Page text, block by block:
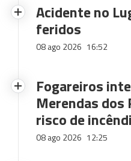
Acidente no
feridos
08 ago 2026 16:52
Fogareiros
Merendas dos
risco de
08 ago 2026 12:25